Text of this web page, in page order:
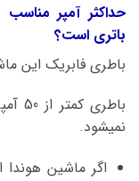
حداکثر آمپر مناسب
باتری است؟
باطری فابریک این ماشین 50 آمپر
نمیشود.
اگر ماشین